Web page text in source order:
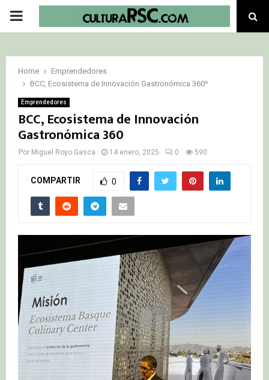
PRIMARY
Home
Emprendedores
BCC, Ecosistema de Innovación Gastronómica 360º
Emprendedores
BCC, Ecosistema de Innovación
Gastronómica 360º
Por Miguel Royo Gasca 14 enero, 2025 0 590
COMPARTIR 0